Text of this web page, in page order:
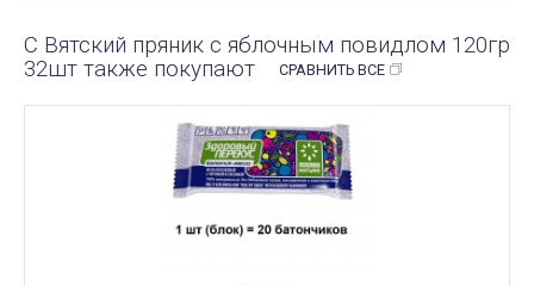
С Вятский пряник с яблочным повидлом 120гр
32шт также покупают
СРАВНИТЬ ВСЕ